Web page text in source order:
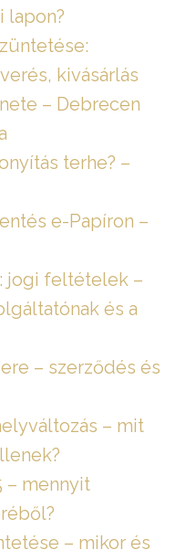
lapon?
kivásárlás
– Debrecen
terhe? –
e-Papíron –
jogi feltételek –
és a
– szerződés és
– mit
– mennyit
– mikor és